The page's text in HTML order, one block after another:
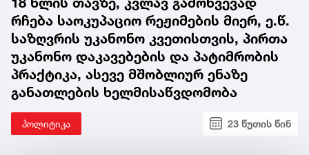
რჩება საოკუპაციო რეჟიმების მიერ, ე.წ.
საზღვრის უკანონო კვეთისთვის, პირთა
უკანონო დაკავებების და პატიმრობის
პრაქტიკა, ასევე მშობლიურ ენაზე
განათლების ხელმისაწვდომობა
პოლიტიკა 23 წუთის წინ